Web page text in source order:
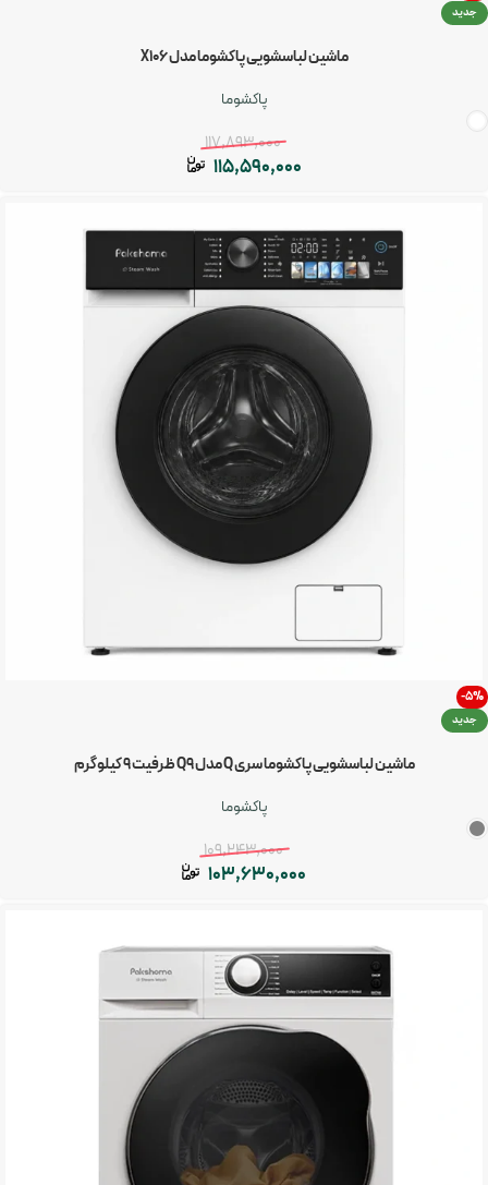
جدید
ماشین لباسشویی پاکشوما مدل X106
پاکشوما
117,893,000
115,590,000
-5%
جدید
ماشین لباسشویی پاکشوما سری Q مدل Q9 ظرفیت ۹ کیلوگرم
پاکشوما
109,243,000
103,630,000